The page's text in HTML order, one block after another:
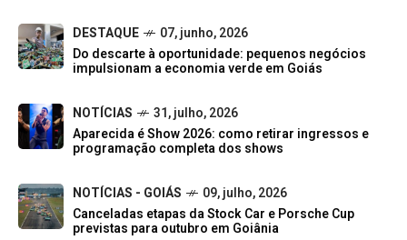
DESTAQUE
07, junho, 2026
Do descarte à oportunidade: pequenos negócios
impulsionam a economia verde em Goiás
NOTÍCIAS
31, julho, 2026
Aparecida é Show 2026: como retirar ingressos e
programação completa dos shows
NOTÍCIAS - GOIÁS
09, julho, 2026
Canceladas etapas da Stock Car e Porsche Cup
previstas para outubro em Goiânia